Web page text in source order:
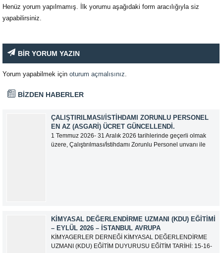
Henüz yorum yapılmamış. İlk yorumu aşağıdaki form aracılığıyla siz
yapabilirsiniz.
BİR YORUM YAZIN
Yorum yapabilmek için oturum açmalısınız
BİZDEN HABERLER
ÇALIŞTIRILMASI/İSTIHDAMI ZORUNLU PERSONEL
EN AZ (ASGARI) ÜCRET GÜNCELLENDI.
1 Temmuz 2026- 31 Aralık 2026 tarihlerinde geçerli olmak
üzere, Çalıştırılması/İstihdamı Zorunlu Personel unvanı ile
KIMYASAL DEĞERLENDIRME UZMANI (KDU) EĞITIMI
– EYLÜL 2026 – İSTANBUL AVRUPA
KİMYAGERLER DERNEĞİ KİMYASAL DEĞERLENDİRME
UZMANI (KDU) EĞİTİM DUYURUSU EĞİTİM TARİHİ: 15-16-